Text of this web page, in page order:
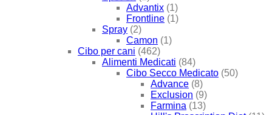
Advantix (1)
Frontline (1)
Spray (2)
Camon (1)
Cibo per cani (462)
Alimenti Medicati (84)
Cibo Secco Medicato (50)
Advance (8)
Exclusion (9)
Farmina (13)